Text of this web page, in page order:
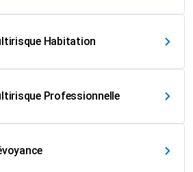
Habitation
Professionnelle